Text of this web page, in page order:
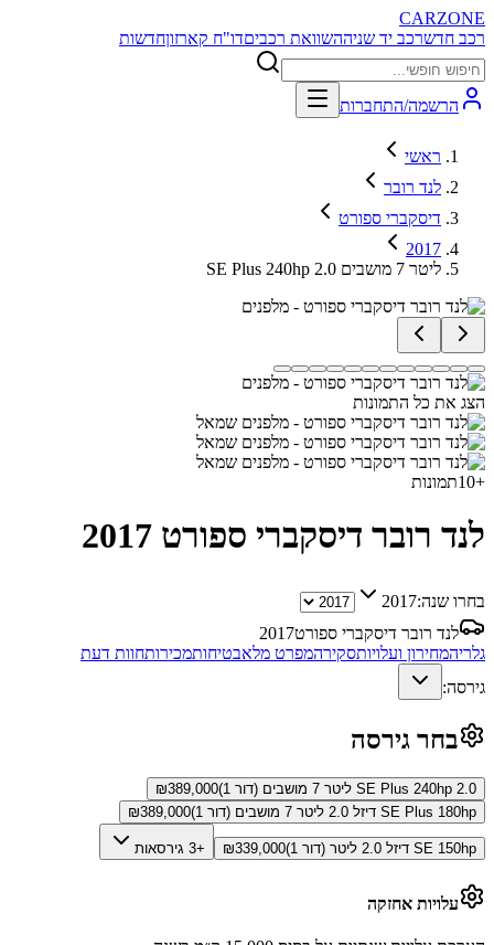
CARZONE
רכב חדשרכב יד שניההשוואת רכביםדו"ח קארזוןחדשות
הרשמה/התחברות
ראשי
לנד רובר
דיסקברי ספורט
2017
SE Plus 240hp 2.0 ליטר 7 מושבים
הצג את כל התמונות
+
10תמונות
לנד רובר דיסקברי ספורט 2017
בחרו שנה:2017
לנד רובר דיסקברי ספורט2017
גלריהמחירון ועלויותסקירהמפרט מלאבטיחותמכירותחוות דעת
גירסה:
בחר גירסה
SE Plus 240hp 2.0 ליטר 7 מושבים (דור 1) ₪389,000
SE Plus 180hp דיזל 2.0 ליטר 7 מושבים (דור 1)
₪389,000
SE 150hp דיזל 2.0 ליטר (דור 1) ₪339,000 +3 גירסאות
עלויות אחזקה